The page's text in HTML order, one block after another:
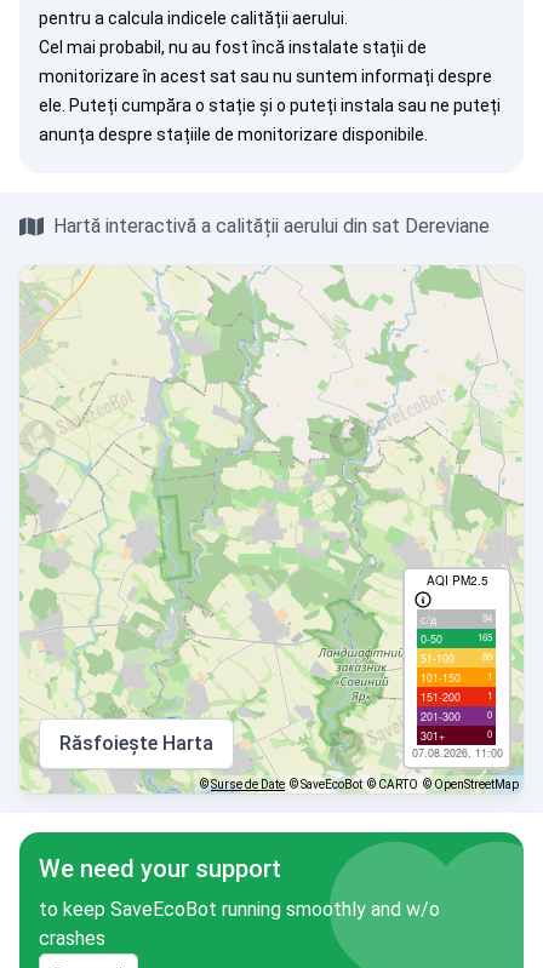
pentru a calcula indicele calității aerului.
Cel mai probabil, nu au fost încă instalate stații de
monitorizare în acest sat sau nu suntem informați despre
ele. Puteți cumpăra o stație și o puteți instala sau ne puteți
anunța despre stațiile de monitorizare disponibile.
Hartă interactivă a calității aerului din sat Dereviane
AQI PM2.5
с/д 94
0-50 165
51-100 88
101-150 1
151-200 1
201-300 0
301+ 0
07.08.2026, 11:00
Răsfoiește Harta
©Surse de Date © SaveEcoBot © CARTO © OpenStreetMap
We need your support
to keep SaveEcoBot running smoothly and w/o
crashes